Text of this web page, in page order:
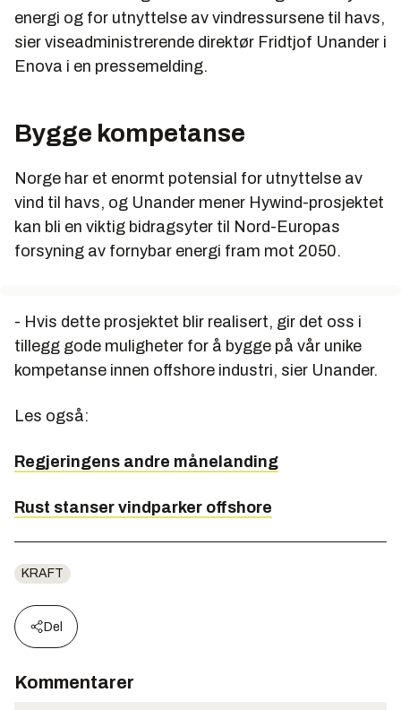
energi og for utnyttelse av vindressursene til havs,
sier viseadministrerende direktør Fridtjof Unander i
Enova i en pressemelding.
Bygge kompetanse
Norge har et enormt potensial for utnyttelse av
vind til havs, og Unander mener Hywind-prosjektet
kan bli en viktig bidragsyter til Nord-Europas
forsyning av fornybar energi fram mot 2050.
- Hvis dette prosjektet blir realisert, gir det oss i
tillegg gode muligheter for å bygge på vår unike
kompetanse innen offshore industri, sier Unander.
Les også:
Regjeringens andre månelanding
Rust stanser vindparker offshore
KRAFT
Del
Kommentarer